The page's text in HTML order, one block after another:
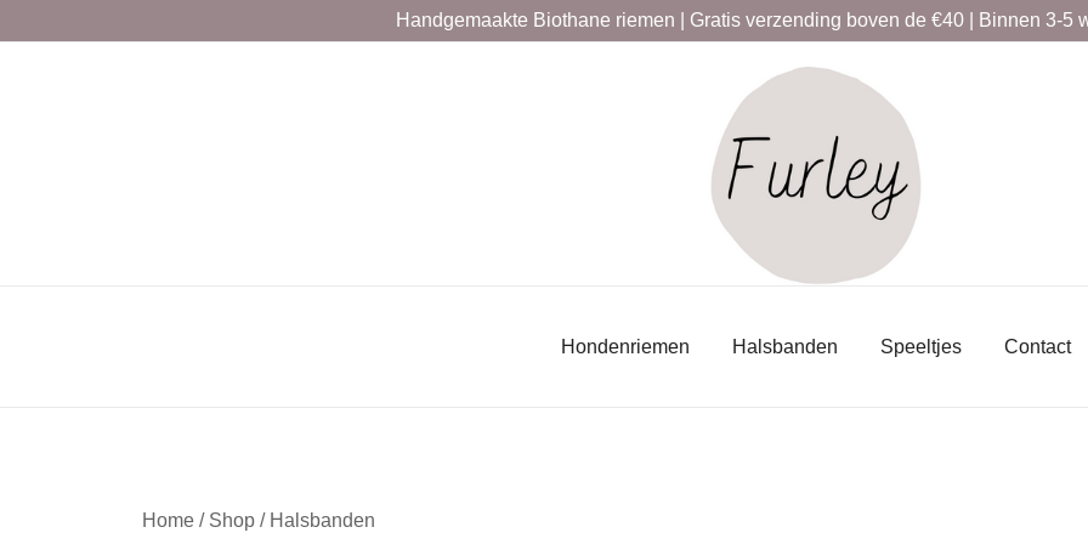
naar
Handgemaakte Biothane riemen | Gratis verzending boven de €40 | Binnen 3-5
Hondenriemen Halsbanden Speeltjes Contact
Home / Shop / Halsbanden